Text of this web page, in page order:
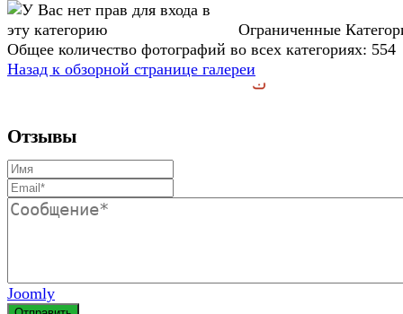
Ограниченные
Общее количество фотографий во всех категориях: 554
Назад к обзорной странице галереи
Отзывы
Joomly